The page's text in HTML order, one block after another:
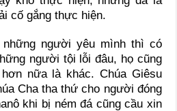
cố gắng thực hiện.
người yêu mình thì có
người tội lỗi đâu, họ cũng
nữa là khác. Chúa Giêsu
Cha tha thứ cho người đóng
khi bị ném đá cũng cầu xin